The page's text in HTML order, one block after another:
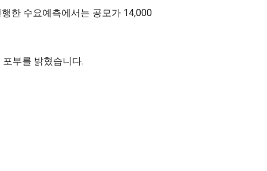
한 수요예측에서는 공모가 14,000
부를 밝혔습니다.